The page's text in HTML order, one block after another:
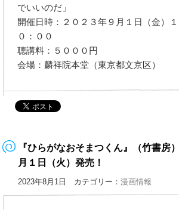
でいいのだ」
開催日時：２０２３年９月１日（金）
０：００
聴講料：５０００円
会場：麟祥院本堂（東京都文京区）
『ひらがなおそまつくん』（竹書房
月１日（火）発売！
2023年8月1日 カテゴリー：漫画情報